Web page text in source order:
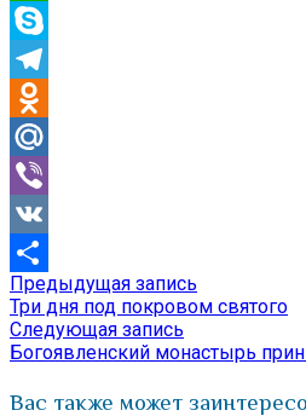
WhatsApp
Skype
Telegram
Odnoklassniki
Mail.Ru
Viber
VK
Отправить
Навигация
по
записям
Предыдущая запись
запись:
Три дня под покровом святого
Следующая запись
запись:
Богоявленский монастырь
Вас также может